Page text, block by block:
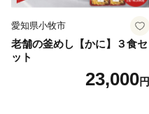
愛知県小牧市
老舗の釜めし【かに】３食セ
ット
23,000円